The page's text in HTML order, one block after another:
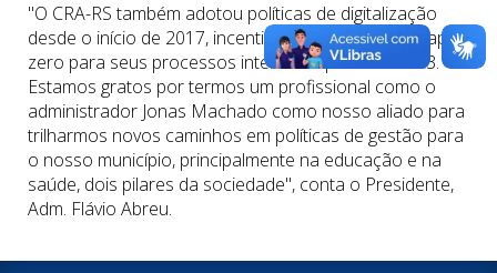
"O CRA-RS também adotou políticas de digitalização
desde o início de 2017, incentivando a política do papel
zero para seus processos internos a partir de 2023.
Estamos gratos por termos um profissional como o
administrador Jonas Machado como nosso aliado para
trilharmos novos caminhos em políticas de gestão para
o nosso município, principalmente na educação e na
saúde, dois pilares da sociedade", conta o Presidente,
Adm. Flávio Abreu.